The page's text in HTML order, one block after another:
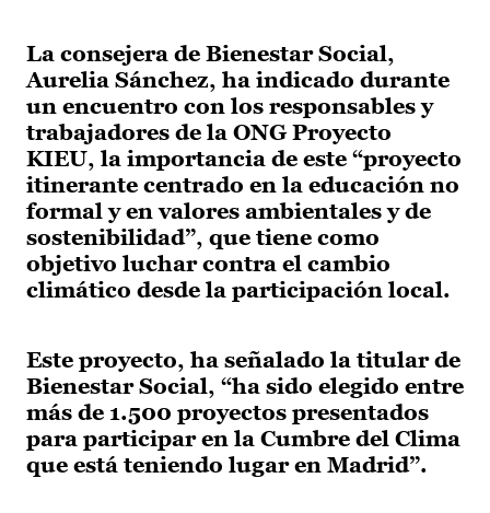
La consejera de Bienestar Social,
Aurelia Sánchez, ha indicado durante
un encuentro con los responsables y
trabajadores de la ONG Proyecto
KIEU, la importancia de este “proyecto
itinerante centrado en la educación no
formal y en valores ambientales y de
sostenibilidad”, que tiene como
objetivo luchar contra el cambio
climático desde la participación local.
Este proyecto, ha señalado la titular de
Bienestar Social, “ha sido elegido entre
más de 1.500 proyectos presentados
para participar en la Cumbre del Clima
que está teniendo lugar en Madrid”.